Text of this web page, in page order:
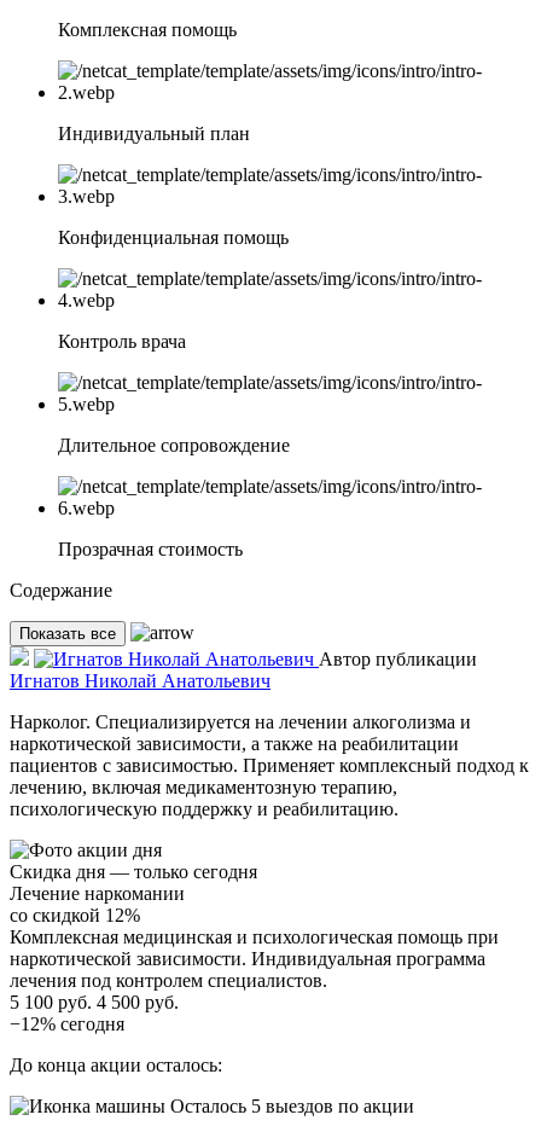
Комплексная помощь
Индивидуальный план
Конфиденциальная помощь
Контроль врача
Длительное сопровождение
Прозрачная стоимость
Содержание
Показать все
Автор публикации
Игнатов Николай Анатольевич
Нарколог. Специализируется на лечении алкоголизма и
наркотической зависимости, а также на реабилитации
пациентов с зависимостью. Применяет комплексный подход к
лечению, включая медикаментозную терапию,
психологическую поддержку и реабилитацию.
Скидка дня — только сегодня
Лечение наркомании
со скидкой 12%
Комплексная медицинская и психологическая помощь при
наркотической зависимости. Индивидуальная программа
лечения под контролем специалистов.
5 100 руб. 4 500 руб.
−12% сегодня
До конца акции осталось:
Осталось 5 выездов по акции